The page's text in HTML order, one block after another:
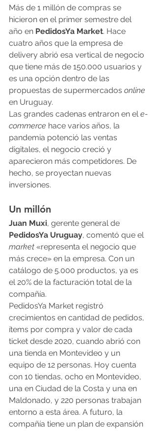
Más de 1 millón de compras se
hicieron en el primer semestre del
año en PedidosYa Market. Hace
cuatro años que la empresa de
delivery abrió esa vertical de negocio
que tiene más de 150.000 usuarios y
es una opción dentro de las
propuestas de supermercados online
en Uruguay.
Las grandes cadenas entraron en el e-
commerce hace varios años, la
pandemia potenció las ventas
digitales, el negocio creció y
aparecieron más competidores. De
hecho, se proyectan nuevas
inversiones.
Un millón
Juan Muxi, gerente general de
PedidosYa Uruguay, comentó que el
market «representa el negocio que
más crece» en la empresa. Con un
catálogo de 5.000 productos, ya es
el 20% de la facturación total de la
compañía.
PedidosYa Market registró
crecimientos en cantidad de pedidos,
ítems por compra y valor de cada
ticket desde 2020, cuando abrió con
una tienda en Montevideo y un
equipo de 12 personas. Hoy cuenta
con 10 tiendas, ocho en Montevideo,
una en Ciudad de la Costa y una en
Maldonado, y 220 personas trabajan
entorno a esta área. A futuro, la
compañía tiene un plan de expansión